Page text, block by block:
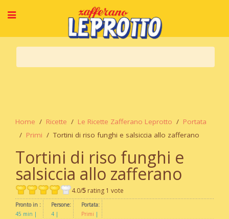
Home Ricette Le Ricette Zafferano Leprotto
Portata
Primi
Tortini di riso funghi e salsiccia allo zafferano
Tortini di riso funghi e
salsiccia allo zafferano
4.0/5 rating 1 vote
Pronto in :
45 min
Persone:
4
Portata:
Primi